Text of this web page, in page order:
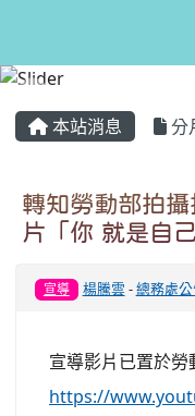
本站消息 分
轉知勞動部拍
片「你 就是自己
宣導 楊騰雲 -總務處
宣導影片已置於勞
https://